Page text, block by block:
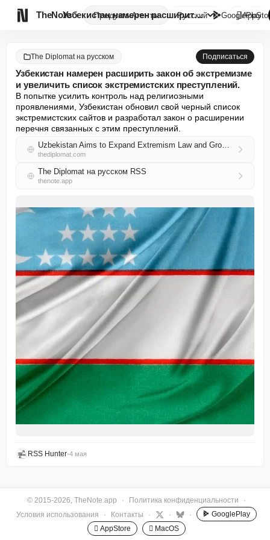
TheNote ПродуктыАгенты Узбекистан намерен расширить з...
Русский GooglePlay

The Diplomat на русском Подписаться
Узбекистан намерен расширить закон об экстремизме
и увеличить список экстремистских преступлений.
В попытке усилить контроль над религиозными
проявлениями, Узбекистан обновил свой черный список
экстремистских сайтов и разработал закон о расширении
перечня связанных с этим преступлений.
Uzbekistan Aims to Expand Extremism Law and Grow List of Extremist Crimes
thediplomat.com
The Diplomat на русском RSS
thenote.app
RSS Hunter•4 мая
© 2015-2026, TheNote.app · Политика конфиденциальности
·
Условия использования
· Контакты · · ·
GooglePlay
 AppStore
 MacOS